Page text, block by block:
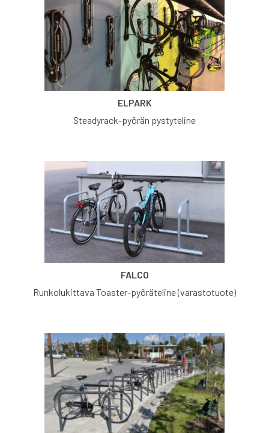
ELPARK
Steadyrack-pyörän pystyteline
FALCO
Runkolukittava Toaster-pyöräteline (varastotuote)